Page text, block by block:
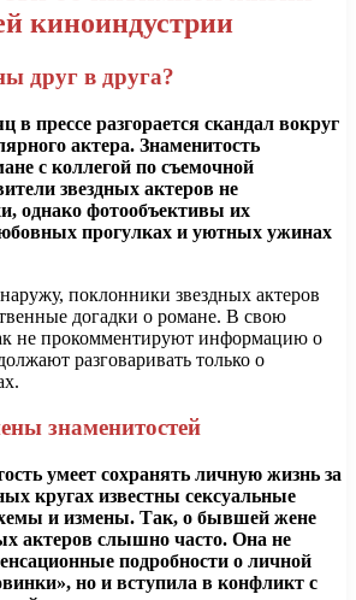
киноиндустрии
друг в друга?
в прессе разгорается скандал вокруг
актера. Знаменитость
с коллегой по съемочной
звездных актеров не
однако фотообъективы их
прогулках и уютных ужинах
поклонники звездных актеров
догадки о романе. В свою
не прокомментируют информацию о
разговаривать только о
знаменитостей
умеет сохранять личную жизнь за
кругах известны сексуальные
и измены. Так, о бывшей жене
актеров слышно часто. Она не
подробности о личной
но и вступила в конфликт с